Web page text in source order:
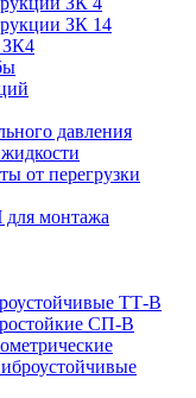
ЗК 14
ЗК4
давления
от перегрузки
монтажа
ТТ-В
СП-В